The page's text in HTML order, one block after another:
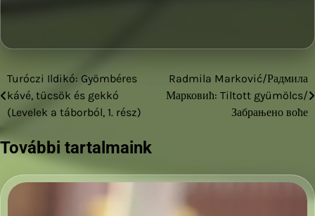
Bejegyzés
navigáció
Turóczi Ildikó: Gyömbéres
kávé, tücsök és gekkó
(Levelek a táborból, 1. rész)
Radmila Marković/Радмила
Марковић: Tiltott gyümölcs/
Забрањено воће
További tartalmaink